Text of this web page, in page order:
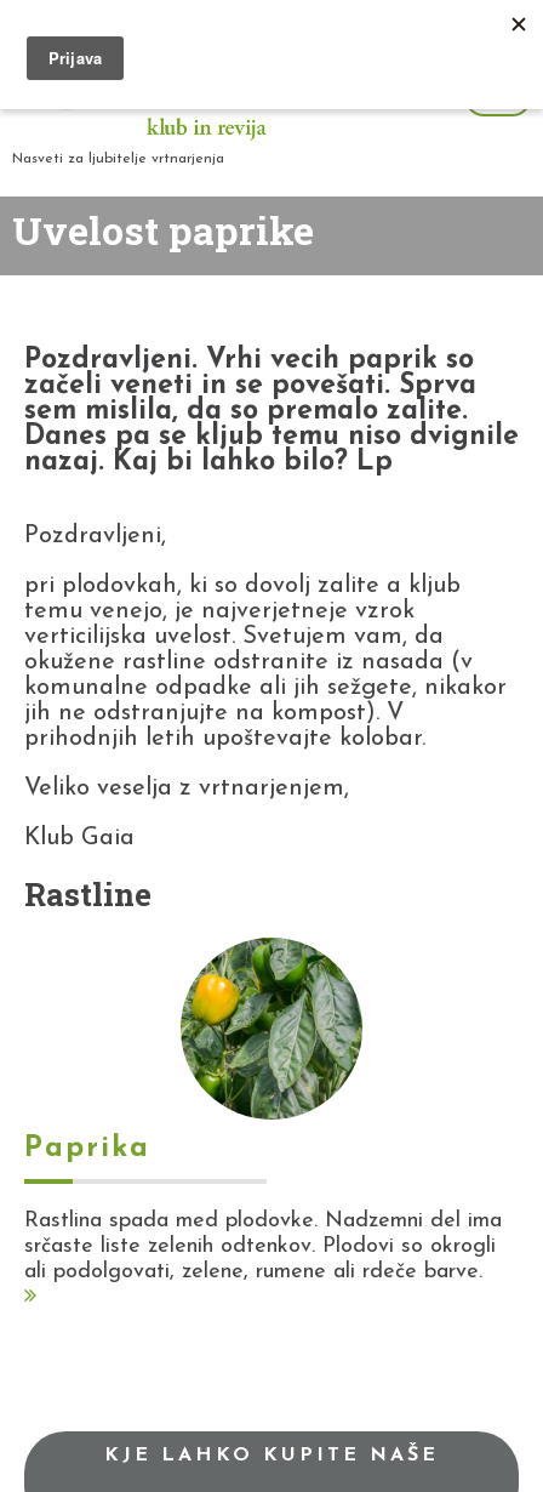
Nasveti za ljubitelje vrtnarjenja
Uvelost paprike
Pozdravljeni. Vrhi vecih paprik so
začeli veneti in se povešati. Sprva
sem mislila, da so premalo zalite.
Danes pa se kljub temu niso dvignile
nazaj. Kaj bi lahko bilo? Lp
Pozdravljeni,
pri plodovkah, ki so dovolj zalite a kljub
temu venejo, je najverjetneje vzrok
verticilijska uvelost. Svetujem vam, da
okužene rastline odstranite iz nasada (v
komunalne odpadke ali jih sežgete, nikakor
jih ne odstranjujte na kompost). V
prihodnjih letih upoštevajte kolobar.
Veliko veselja z vrtnarjenjem,
Klub Gaia
Rastline
Paprika
Rastlina spada med plodovke. Nadzemni del ima
srčaste liste zelenih odtenkov. Plodovi so okrogli
ali podolgovati, zelene, rumene ali rdeče barve.
KJE LAHKO KUPITE NAŠE